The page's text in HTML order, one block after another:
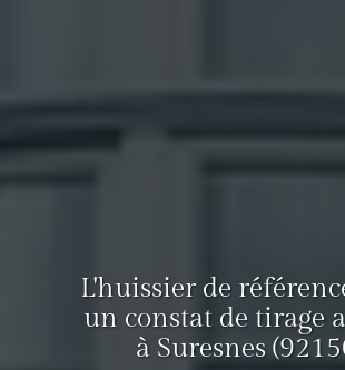
L'huissier de
un constat de tirage
à Suresnes